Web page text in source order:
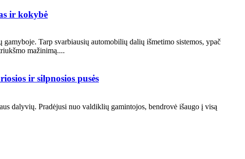
ir kokybė
Tarp svarbiausių automobilių dalių išmetimo sistemos, ypač
mažinimą....
ir silpnosios pusės
dalyvių. Pradėjusi nuo valdiklių gamintojos, bendrovė išaugo į visą